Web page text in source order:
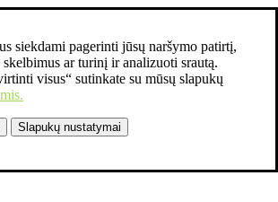
siekdami pagerinti jūsų naršymo patirtį,
ar turinį ir analizuoti srautą.
visus“ sutinkate su mūsų slapukų
Slapukų nustatymai